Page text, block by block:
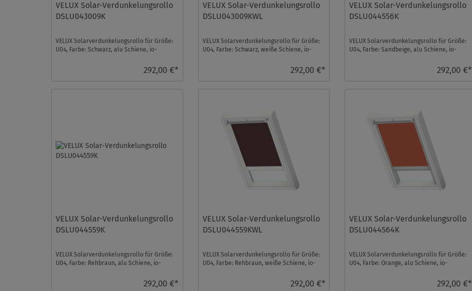
VELUX Solar-Verdunkelungsrollo
DSLU043009K
VELUX Solarverdunkelungsrollo für Größe:
U04, Farbe: Schwarz, alu Schiene, io-
292,00 €*
VELUX Solar-Verdunkelungsrollo
DSLU043009KWL
VELUX Solarverdunkelungsrollo für Größe:
U04, Farbe: Schwarz, weiße Schiene, io-
292,00 €*
VELUX Solar-Verdunkelungsrollo
DSLU044556K
VELUX Solarverdunkelungsrollo für Größe:
U04, Farbe: Sandbeige, alu Schiene, io-
292,00 €*
VELUX Solar-Verdunkelungsrollo
DSLU044559K
VELUX Solarverdunkelungsrollo für Größe:
U04, Farbe: Rehbraun, alu Schiene, io-
292,00 €*
VELUX Solar-Verdunkelungsrollo
DSLU044559KWL
VELUX Solarverdunkelungsrollo für Größe:
U04, Farbe: Rehbraun, weiße Schiene, io-
292,00 €*
VELUX Solar-Verdunkelungsrollo
DSLU044564K
VELUX Solarverdunkelungsrollo für Größe:
U04, Farbe: Orange, alu Schiene, io-
292,00 €*